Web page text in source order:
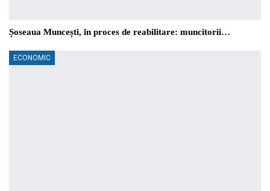
Șoseaua Muncești, în proces de reabilitare: muncitorii…
ECONOMIC